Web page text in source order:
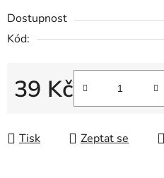
Dostupnost
Kód:
39 Kč
Měrná cena:
Tisk Zeptat se